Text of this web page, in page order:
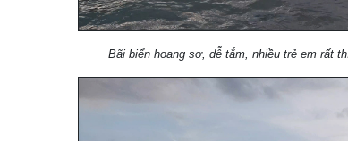
Bãi biển hoang sơ, dễ tắm, nhiều trẻ em rất